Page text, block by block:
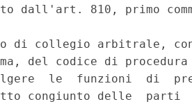
dall'art. 810, primo
di collegio arbitrale,
del codice di
le  funzioni  di
atto congiunto delle